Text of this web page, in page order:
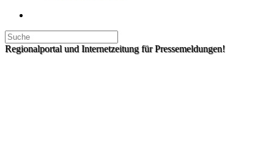
Regionalportal und Internetzeitung für Pressemeldungen!